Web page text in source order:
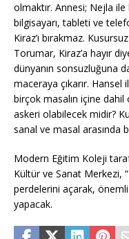
olmaktır. Annesi; Nejla
bilgisayarı, tableti ve
Kiraz’ı bırakmaz.
Torumar, Kiraz’a hayır
dünyanın sonsuzluğuna
maceraya çıkarır. Hansel
birçok masalın içine dahil
askeri olabilecek midir?
sanal ve masal arasında
Modern Eğitim Koleji
Kültür ve Sanat Merkezi,
perdelerini açarak,
yapacak.